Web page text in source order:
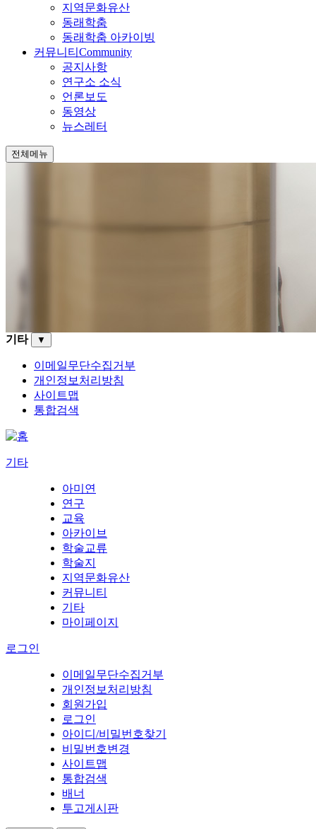
지역문화유산
동래학춤
동래학춤 아카이빙
커뮤니티 Community
공지사항
연구소 소식
언론보도
동영상
뉴스레터
전체메뉴
기타 ▼
이메일무단수집거부
개인정보처리방침
사이트맵
통합검색
기타
아미연
연구
교육
아카이브
학술교류
학술지
지역문화유산
커뮤니티
기타
마이페이지
로그인
이메일무단수집거부
개인정보처리방침
회원가입
로그인
아이디/비밀번호찾기
비밀번호변경
사이트맵
통합검색
배너
투고게시판